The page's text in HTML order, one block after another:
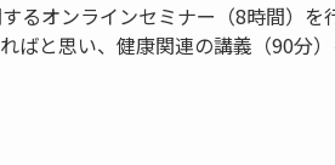
るオンラインセミナー（8時間）を
ばと思い、健康関連の講義（90分